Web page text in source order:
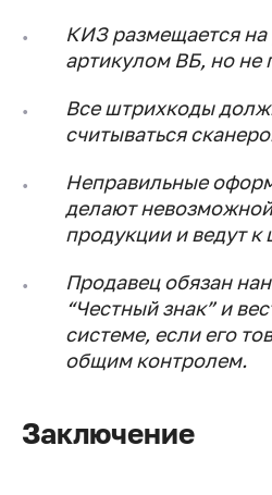
КИЗ размещается на
артикулом ВБ, но не
Все штрихкоды
считываться
Неправильные
делают
продукции и ведут
Продавец обязан
“Честный знак” и
системе, если его
общим контролем.
Заключение